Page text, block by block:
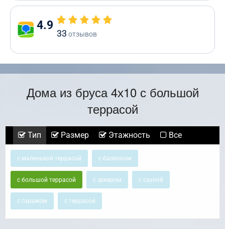
4.9
33 отзывов
Дома из бруса 4х10 с большой
террасой
Тип Размер Этажность Все
с маленькой террасой с балконом
с большой террасой с эркером с сауной
с гаражом с террасой